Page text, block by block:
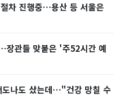
차 진행중…용산 등 서울은
장관들 맞붙은 '주52시간 예
나도 샀는데…"건강 망칠 수